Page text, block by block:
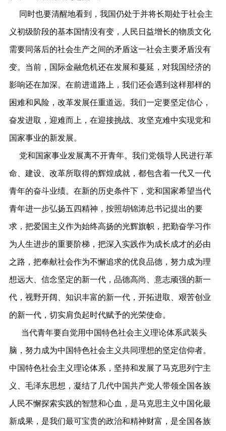
同时也要清醒地看到，我国仍处于并将长期处于社会主
义初级阶段的基本国情没有变，人民日益增长的物质文化
需要同落后的社会生产之间的矛盾这一社会主要矛盾没有
变。当前，国际金融危机还在发展和蔓延，对我国经济的
影响还在加深。在前进道路上，我们还会遇到这样那样的
困难和风险，改革发展任重道远。我们一定要坚定信心，
奋发进取，迎难而上，在迎接挑战、攻坚克难中实现党和
国家事业的新发展。
党和国家事业发展离不开青年。我们党领导人民进行革
命、建设、改革所取得的辉煌成就，都包含着一代又一代
青年的奋斗业绩。在新的历史条件下，党和国家希望当代
青年进一步弘扬五四精神，按照胡锦涛总书记提出的要
求，把爱国主义作为始终高扬的光辉旗帜，把勤奋学习作
为人生进步的重要阶梯，把深入实践作为成长成才的必由
之路，把奉献社会作为不懈追求的优良品德，努力成为理
想远大、信念坚定的新一代，品德高尚、意志顽强的新一
代，视野开阔、知识丰富的新一代，开拓进取、艰苦创业
的新一代，切实肩负起时代赋予的光荣使命。
当代青年要自觉用中国特色社会主义理论体系武装头
脑，努力成为中国特色社会主义共同理想的坚定信仰者。
中国特色社会主义理论体系，坚持和发展了马克思列宁主
义、毛泽东思想，凝结了几代中国共产党人带领全国各族
人民不懈探索实践的智慧和心血，是马克思主义中国化最
新成果，是我们最可宝贵的政治和精神财富，是全国各族